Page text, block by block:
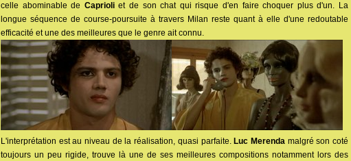
celle abominable de Caprioliet de son chat qui risque d'en faire choquer plus d'un. La
longue séquence de course-poursuite à travers Milan reste quant à elle d'une redoutable
efficacité et une des meilleures que le genre ait connu.
L'interprétation est au niveau de la réalisation, quasi parfaite. Luc Merendamalgré son coté
toujours un peu rigide, trouve là une de ses meilleures compositions notamment lors des